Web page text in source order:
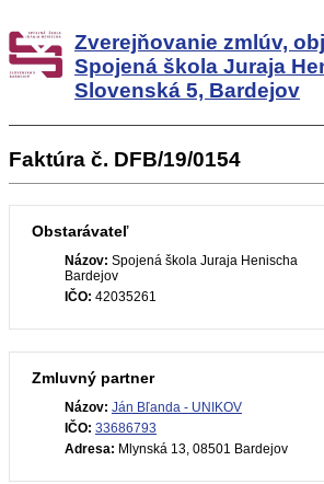
Zverejňovanie zmlúv,
Spojená škola Juraja
Slovenská 5, Bardejov
Faktúra č. DFB/19/0154
Obstarávateľ
Názov: Spojená škola Juraja Henischa
Bardejov
IČO: 42035261
Zmluvný partner
Názov: Ján Bľanda - UNIKOV
IČO: 33686793
Adresa: Mlynská 13, 08501 Bardejov